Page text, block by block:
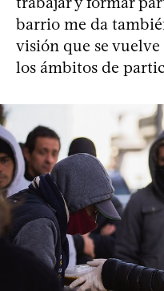
barrio me da
visión que se
los ámbitos de